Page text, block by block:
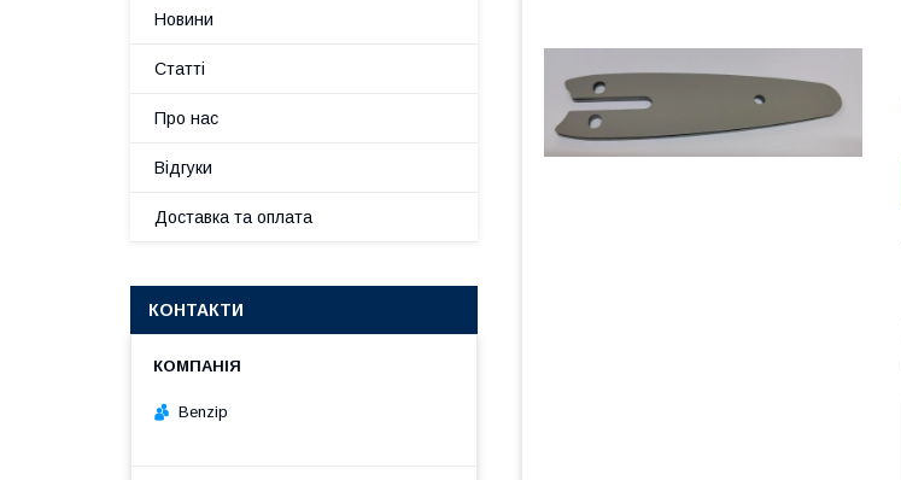
Новини
Статті
Про нас
Відгуки
Доставка та оплата
КОНТАКТИ
Benzip